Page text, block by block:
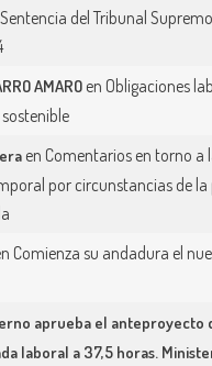
del Tribunal
AMAROen Obligaciones
en Comentarios en torno a
por circunstancias de
Comienza su andadura el
aprueba el anteproyecto
laboral a 37,5 horas.